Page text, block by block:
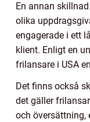
En annan
olika
engagerade i ett
klient. Enligt en
frilansare i USA
Det finns också
det gäller
och översättning,